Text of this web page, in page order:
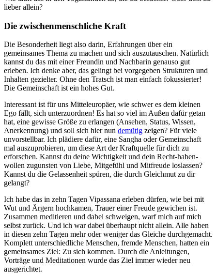
lieber allein?
Die zwischenmenschliche Kraft
Die Besonderheit liegt also darin, Erfahrungen über ein
gemeinsames Thema zu machen und sich auszutauschen. Natürlich
kannst du das mit einer Freundin und Nachbarin genauso gut
erleben. Ich denke aber, das gelingt bei vorgegeben Strukturen und
Inhalten gezielter. Ohne den Tratsch ist man einfach fokussierter!
Die Gemeinschaft ist ein hohes Gut.
Interessant ist für uns Mitteleuropäer, wie schwer es dem kleinen
Ego fällt, sich unterzuordnen! Es hat so viel im Außen dafür getan
hat, eine gewisse Größe zu erlangen (Ansehen, Status, Wissen,
Anerkennung) und soll sich hier nun demütig zeigen? Für viele
unvorstellbar. Ich plädiere dafür, eine Sangha oder Gemeinschaft
mal auszuprobieren, um diese Art der Kraftquelle für dich zu
erforschen. Kannst du deine Wichtigkeit und dein Recht-haben-
wollen zugunsten von Liebe, Mitgefühl und Mitfreude loslassen?
Kannst du die Gelassenheit spüren, die durch Gleichmut zu dir
gelangt?
Ich habe das in zehn Tagen Vipassana erleben dürfen, wie bei mit
Wut und Ärgern hochkamen, Trauer einer Freude gewichen ist.
Zusammen meditieren und dabei schweigen, warf mich auf mich
selbst zurück. Und ich war dabei überhaupt nicht allein. Alle haben
in diesen zehn Tagen mehr oder weniger das Gleiche durchgemacht.
Komplett unterschiedliche Menschen, fremde Menschen, hatten ein
gemeinsames Ziel: Zu sich kommen. Durch die Anleitungen,
Vorträge und Meditationen wurde das Ziel immer wieder neu
ausgerichtet.